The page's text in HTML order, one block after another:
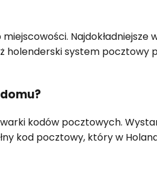
Najdokładniejsze
holenderski system pocztowy
kodów pocztowych.
kod pocztowy, który w